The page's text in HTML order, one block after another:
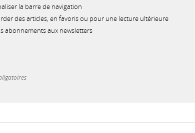
la barre de navigation
des articles, en favoris ou pour une lecture ultérieure
abonnements aux newsletters